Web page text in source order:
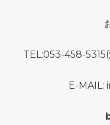
TEL:053-458-
E-